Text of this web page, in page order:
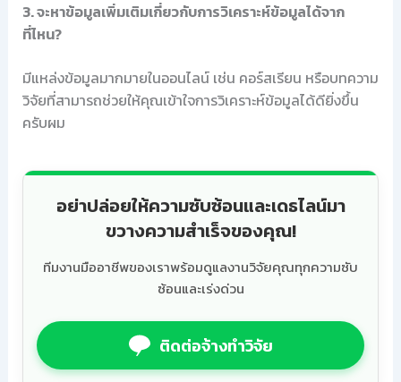
3. จะหาข้อมูลเพิ่มเติมเกี่ยวกับการวิเคราะห์ข้อมูลได้จาก
ที่ไหน?
มีแหล่งข้อมูลมากมายในออนไลน์ เช่น คอร์สเรียน หรือบทความ
วิจัยที่สามารถช่วยให้คุณเข้าใจการวิเคราะห์ข้อมูลได้ดียิ่งขึ้น
ครับผม
อย่าปล่อยให้ความซับซ้อนและเดธไลน์มา
ขวางความสำเร็จของคุณ!
ทีมงานมืออาชีพของเราพร้อมดูแลงานวิจัยคุณทุกความซับ
ซ้อนและเร่งด่วน
ติดต่อจ้างทำวิจัย